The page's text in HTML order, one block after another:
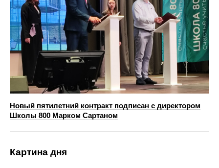
Новый пятилетний контракт подписан с директором
Школы 800 Марком Сартаном
Картина дня